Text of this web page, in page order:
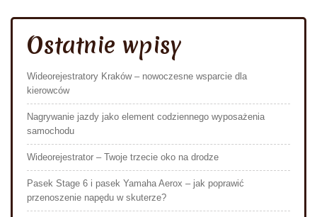
Ostatnie wpisy
Wideorejestratory Kraków – nowoczesne wsparcie dla
kierowców
Nagrywanie jazdy jako element codziennego wyposażenia
samochodu
Wideorejestrator – Twoje trzecie oko na drodze
Pasek Stage 6 i pasek Yamaha Aerox – jak poprawić
przenoszenie napędu w skuterze?